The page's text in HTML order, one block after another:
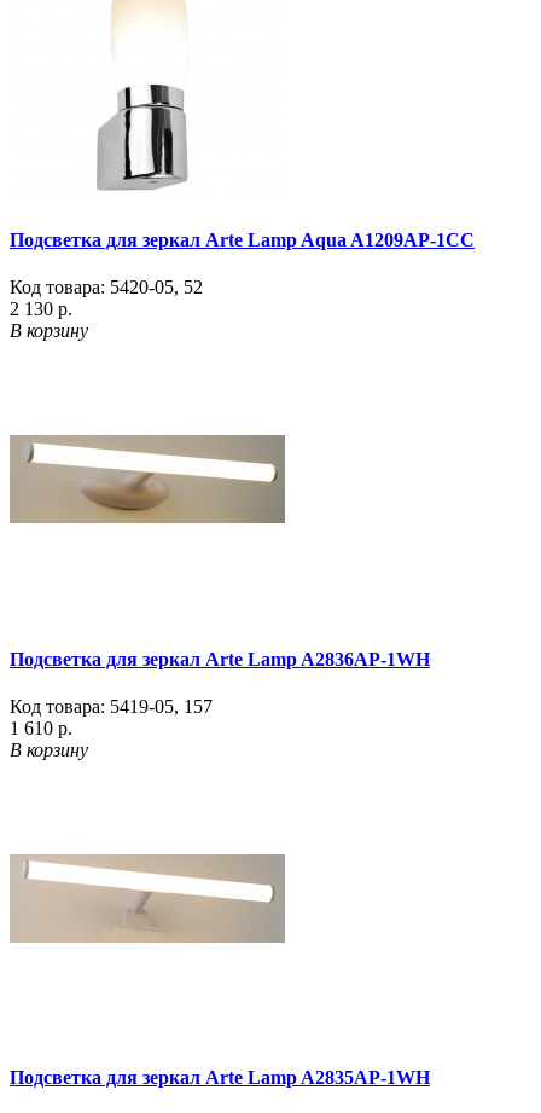
Подсветка для зеркал Arte Lamp Aqua A1209AP-1CC
Код товара: 5420-05, 52
2 130 р.
В корзину
Подсветка для зеркал Arte Lamp A2836AP-1WH
Код товара: 5419-05, 157
1 610 р.
В корзину
Подсветка для зеркал Arte Lamp A2835AP-1WH